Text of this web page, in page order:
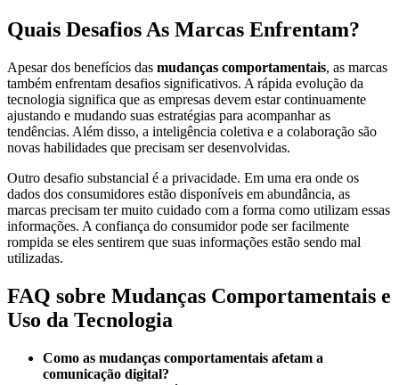
Quais Desafios As Marcas Enfrentam?
Apesar dos benefícios das mudanças comportamentais, as marcas
também enfrentam desafios significativos. A rápida evolução da
tecnologia significa que as empresas devem estar continuamente
ajustando e mudando suas estratégias para acompanhar as
tendências. Além disso, a inteligência coletiva e a colaboração são
novas habilidades que precisam ser desenvolvidas.
Outro desafio substancial é a privacidade. Em uma era onde os
dados dos consumidores estão disponíveis em abundância, as
marcas precisam ter muito cuidado com a forma como utilizam essas
informações. A confiança do consumidor pode ser facilmente
rompida se eles sentirem que suas informações estão sendo mal
utilizadas.
FAQ sobre Mudanças Comportamentais e
Uso da Tecnologia
Como as mudanças comportamentais afetam a
comunicação digital?